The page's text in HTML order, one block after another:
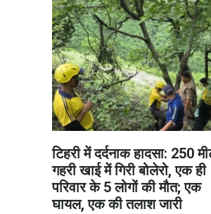
टिहरी में दर्दनाक हादसा: 250
गहरी खाई में गिरी बोलेरो, एक ही
परिवार के 5 लोगों की मौत; एक
घायल, एक की तलाश जारी